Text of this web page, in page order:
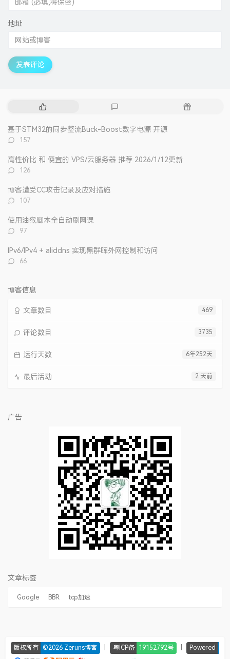
地址
发表评论
热
文
评
随
基于STM32的同步整流Buck-Boost数字电源 开源
评
数：
157
高性价比 和 便宜的 VPS/云服务器 推荐 2026/1/12更新
评
数：
126
博客遭受CC攻击记录及应对措施
评
数：
107
使用油猴脚本全自动刷网课
评
数：
97
IPv6/IPv4 + aliddns 实现黑群晖外网控制和访问
评
66
博客信息
469
文章数目
3735
评论数目
6年252天
运行天数
2 天前
最后活动
广告
文章标签
Google BBR tcp加速
版权所有 ©2026 Zeruns博客 粤ICP备 19152792号 Powered